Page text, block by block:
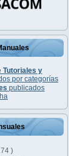
Tutoriales y
por categorías
publicados
)